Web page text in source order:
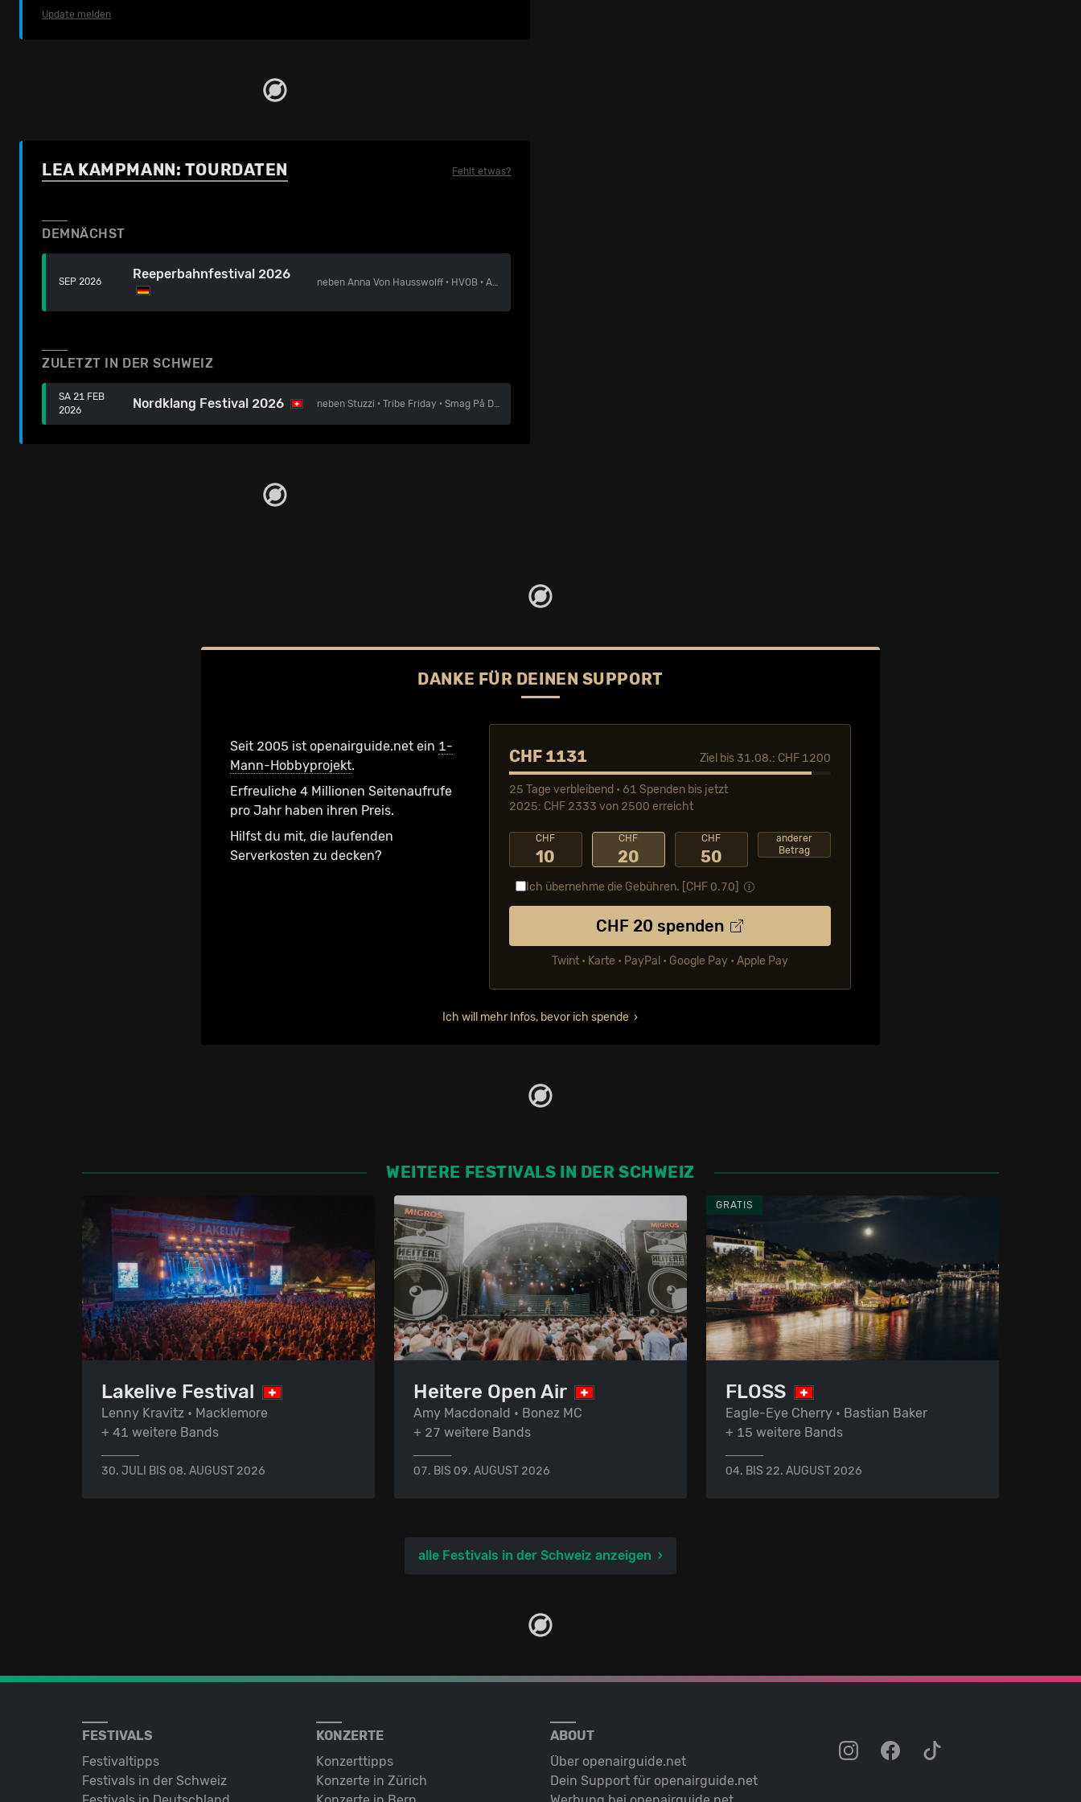
Update melden
LEA KAMPMANN: TOURDATEN Fehlt etwas?
DEMNÄCHST
SEP 2026
Reeperbahnfestival 2026
nebenAnna Von Hausswolff · HVOB ·Amistat
ZULETZT IN DER SCHWEIZ
SA 21 FEB
2026
Nordklang Festival 2026 nebenStuzzi ·Tribe Friday ·Smag På Dig Selv
DANKE FÜR DEINEN SUPPORT
Seit 2005 ist openairguide.net ein 1-
Mann-Hobbyprojekt.
Erfreuliche 4 Millionen Seiten­aufrufe
pro Jahr haben ihren Preis.
Hilfst du mit, die laufenden
Serverkosten zu decken?
CHF 1131 Ziel bis 31.08.: CHF 1200
25 Tage verbleibend • 61 Spenden bis jetzt
2025: CHF 2333 von 2500 erreicht
CHF
10
CHF
20
CHF
50
anderer
Betrag
Ich übernehme die Gebühren. [CHF0.70
CHF 20 spenden
Twint • Karte • PayPal • Google Pay • Apple Pay
Ich will mehr Infos, bevor ich spende
WEITERE FESTIVALS IN DER SCHWEIZ
Lakelive Festival
Lenny Kravitz • Macklemore
+ 41 weitere Bands
30. JULI BIS 08. AUGUST 2026
Heitere Open Air
Amy Macdonald • Bonez MC
+ 27 weitere Bands
07. BIS 09. AUGUST 2026
GRATIS
FLOSS
Eagle-Eye Cherry • Bastian Baker
+ 15 weitere Bands
04. BIS 22. AUGUST 2026
alle Festivals in der Schweiz anzeigen
FESTIVALS
Festivaltipps
Festivals in der Schweiz
KONZERTE
Konzerttipps
Konzerte in Zürich
ABOUT
Über openairguide.net
Dein Support für openairguide.net